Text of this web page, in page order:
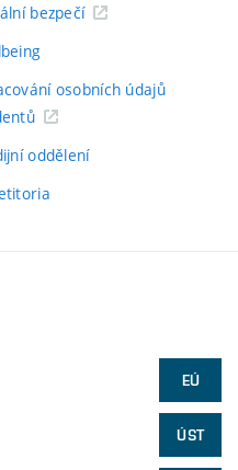
bezpečí
osobních údajů
oddělení
EÚ
ÚST